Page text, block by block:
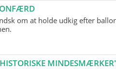
om at holde udkig efter